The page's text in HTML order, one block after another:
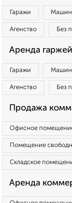
Гаражи
Агенство Без
Аренда
Гаражи
Агенство Без
Продажа
Офисное
Помещение
Складское
Аренда